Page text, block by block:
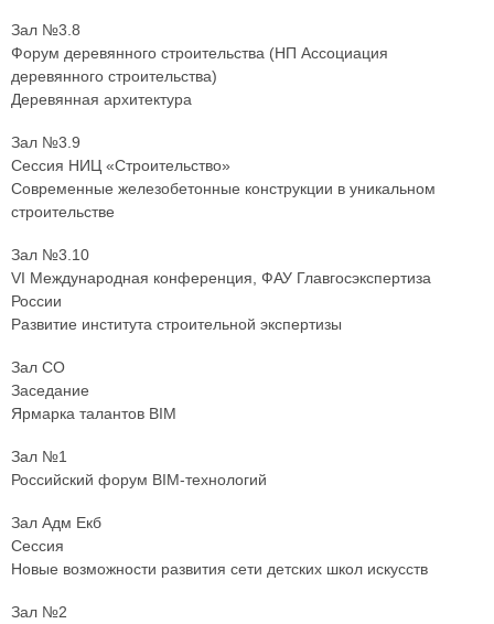
Зал №3.8
Форум деревянного строительства (НП Ассоциация
деревянного строительства)
Деревянная архитектура
Зал №3.9
Сессия НИЦ «Строительство»
Современные железобетонные конструкции в уникальном
строительстве
Зал №3.10
VI Международная конференция, ФАУ Главгосэкспертиза
России
Развитие института строительной экспертизы
Зал СО
Заседание
Ярмарка талантов BIM
Зал №1
Российский форум BIM-технологий
Зал Адм Екб
Сессия
Новые возможности развития сети детских школ искусств
Зал №2